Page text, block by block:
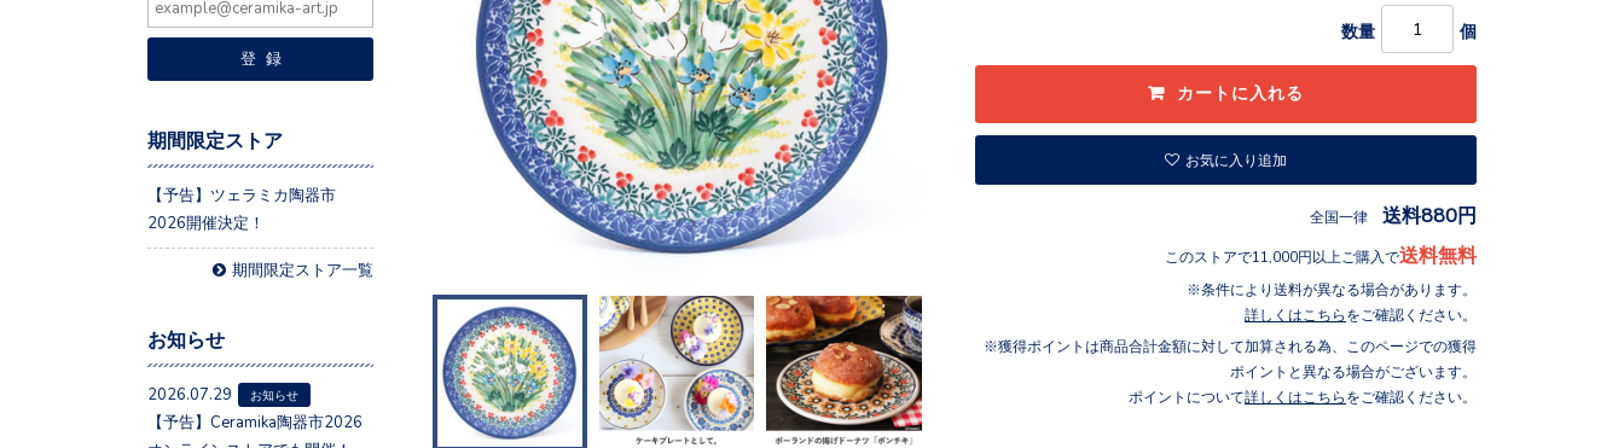
数量 個
お気に入り追加
全国一律 送料880円
このストアで11,000円以上ご購入で送料無料
条件により送料が異なる場合があります。
詳しくはこちら をご確認ください。
獲得ポイントは商品合計金額に対して加算される為、このページでの獲得
ポイントと異なる場合がございます。
ポイントについて詳しくはこちら をご確認ください。
期間限定ストア
【予告】ツェラミカ陶器市
2026開催決定！
期間限定ストア一覧
お知らせ
2026.07.29 お知らせ
【予告】Ceramika陶器市2026